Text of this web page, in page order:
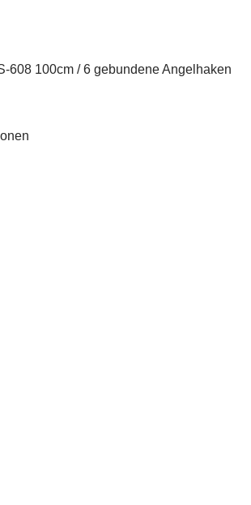
608 100cm / 6 gebundene Angelhaken